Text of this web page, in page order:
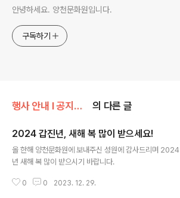
안녕하세요. 양천문화원입니다.
구독하기
행사 안내 Ι 공지사항/공지사항 의 다른 글
2024 갑진년, 새해 복 많이 받으세요!
올 한해 양천문화원에 보내주신 성원에 감사드리며 2024
년 새해 복 많이 받으시기 바랍니다.
0 0 2023. 12. 29.